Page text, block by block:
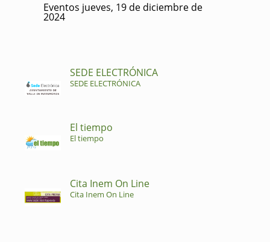
Eventos jueves, 19 de diciembre de
2024
SEDE ELECTRÓNICA
SEDE ELECTRÓNICA
El tiempo
El tiempo
Cita Inem On Line
Cita Inem On Line